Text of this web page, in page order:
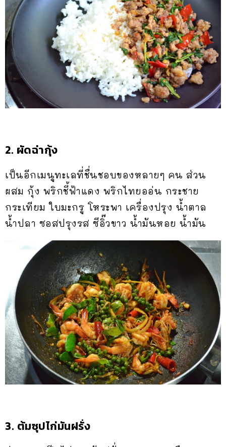
2. ผัดฉ่ากุ้ง
เป็นอีกเมนูทะเลที่ชื่นชอบของหลายๆ คน ส่วน
ผสม กุ้ง พริกชี้ฟ้าแดง พริกไทยออ่น กระชาย
กระเทียม ใบมะกรู โหระพา เครื่องปรุง น้ำตาล
น้ำปลา ซอสปรุงรส ซีอิ๊วขาว น้ำมันหอย น้ำมัน
3. ต้มซุปไก่มันฝรั่ง